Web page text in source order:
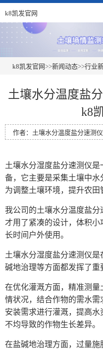
k8凯发官网
k8凯发官网>>新闻动态>>行业
土壤水分温度盐
k8
作者：土壤水分温度盐分速测
土壤水分湿度盐分速测仪是
备，它主要是采集土壤中水
为调整土壤环境，提升农田
我公司的土壤水分温度盐
才用了紧凑的设计，体积
长时间户外使用。
土壤水分湿度盐分速测仪是
碱地治理等方面都发挥了重
在优化灌溉方面，精准测
情状况，结合作物的需水
安装需求进行灌溉，提高
不均导致的作物生长差异。
在盐碱地治理方面，过量